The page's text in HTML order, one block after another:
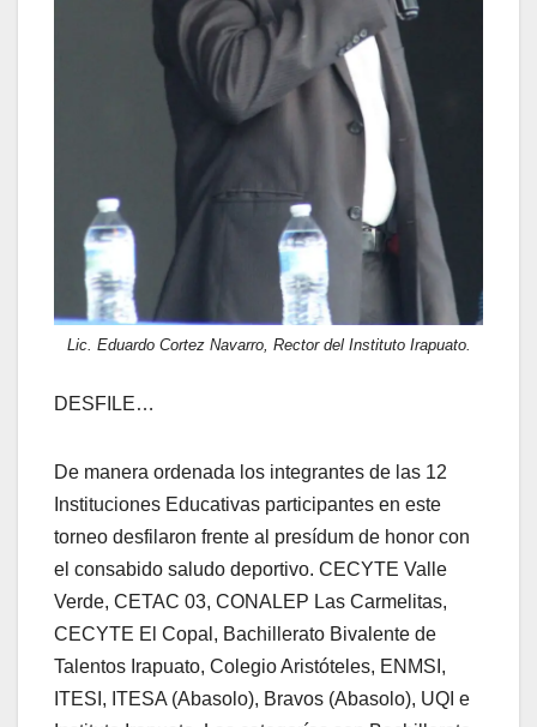
Lic. Eduardo Cortez Navarro, Rector del Instituto Irapuato.
DESFILE…
De manera ordenada los integrantes de las 12
Instituciones Educativas participantes en este
torneo desfilaron frente al presídum de honor con
el consabido saludo deportivo. CECYTE Valle
Verde, CETAC 03, CONALEP Las Carmelitas,
CECYTE El Copal, Bachillerato Bivalente de
Talentos Irapuato, Colegio Aristóteles, ENMSI,
ITESI, ITESA (Abasolo), Bravos (Abasolo), UQI e